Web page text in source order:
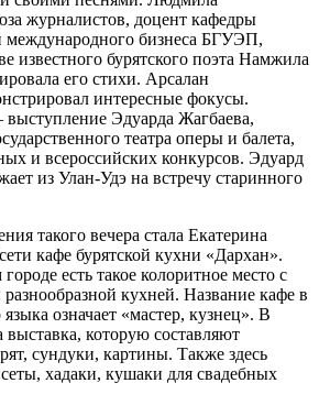
журналистов, доцент кафедры
бизнеса БГУЭП,
известного бурятского поэта Намжила
его стихи. Арсалан
интересные фокусы.
выступление Эдуарда Жагбаева,
театра оперы и балета,
и всероссийских конкурсов. Эдуард
из Улан-Удэ на встречу старинного
такого вечера стала Екатерина
кафе бурятской кухни «Дархан».
есть такое колоритное место с
кухней. Название кафе в
языка означает «мастер, кузнец». В
которую составляют
сундуки, картины. Также здесь
хадаки, кушаки для свадебных